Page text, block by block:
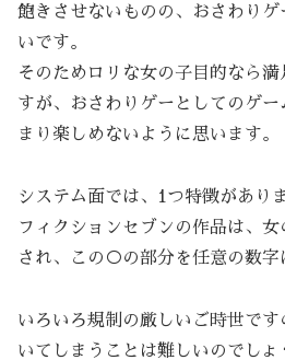
飽きさせないものの、おさわり
いです。
そのためロリな女の子目的なら
すが、おさわりゲーとしてのゲ
まり楽しめないように思います。
システム面では、1つ特徴があり
フィクションセブンの作品は、
され、この○の部分を任意の数字
いろいろ規制の厳しいご時世で
いてしまうことは難しいのでしょ